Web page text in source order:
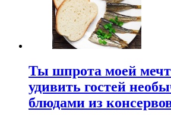
Ты шпрота моей
удивить гостей
блюдами из